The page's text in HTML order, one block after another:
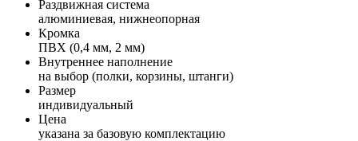
Раздвижная система
алюминиевая, нижнеопорная
Кромка
ПВХ (0,4 мм, 2 мм)
Внутреннее наполнение
на выбор (полки, корзины, штанги)
Размер
индивидуальный
Цена
указана за базовую комплектацию